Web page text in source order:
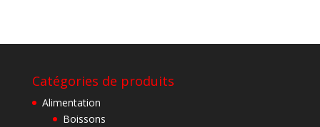
Catégories de produits
Alimentation
Boissons